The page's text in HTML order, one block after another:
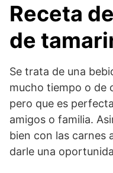
Receta
de
Se trata de una
mucho tiempo o de
pero que es
amigos o familia.
bien con las carnes
darle una